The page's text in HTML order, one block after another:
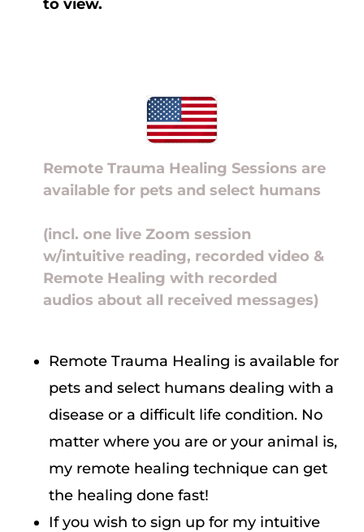
to view.
Remote Trauma Healing Sessions are
available for pets and select humans
(incl. one live Zoom session
w/intuitive reading, recorded video &
Remote Healing with recorded
audios about all received messages)
Remote Trauma Healing is available for
pets and select humans dealing with a
disease or a difficult life condition. No
matter where you are or your animal is,
my remote healing technique can get
the healing done fast!
If you wish to sign up for my intuitive